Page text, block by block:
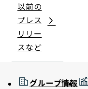
以前の
プレス
リリー
スなど
グループ情報